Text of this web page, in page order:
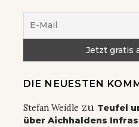
DIE NEUESTEN
Stefan Weidle zu Teufel
über Aichhaldens